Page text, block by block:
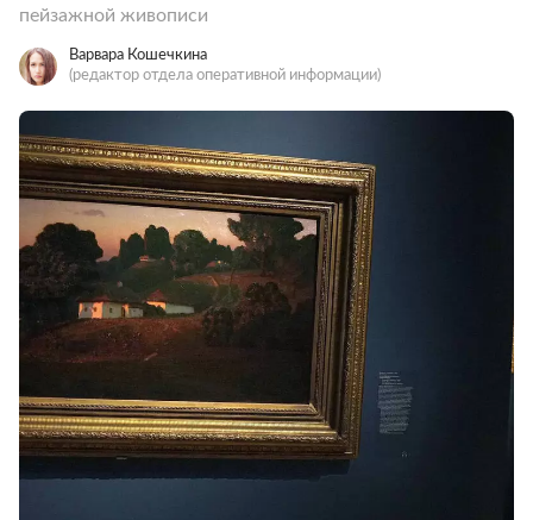
пейзажной живописи
Варвара Кошечкина
(редактор отдела оперативной информации)